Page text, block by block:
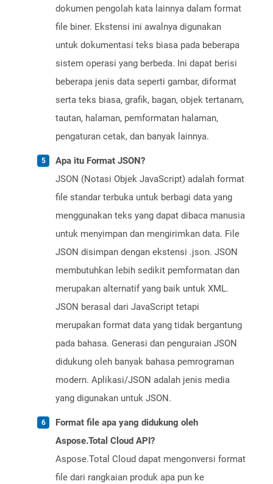
dokumen pengolah kata lainnya dalam format
file biner. Ekstensi ini awalnya digunakan
untuk dokumentasi teks biasa pada beberapa
sistem operasi yang berbeda. Ini dapat berisi
beberapa jenis data seperti gambar, diformat
serta teks biasa, grafik, bagan, objek tertanam,
tautan, halaman, pemformatan halaman,
pengaturan cetak, dan banyak lainnya.
Apa itu Format JSON?
JSON (Notasi Objek JavaScript) adalah format
file standar terbuka untuk berbagi data yang
menggunakan teks yang dapat dibaca manusia
untuk menyimpan dan mengirimkan data. File
JSON disimpan dengan ekstensi .json. JSON
membutuhkan lebih sedikit pemformatan dan
merupakan alternatif yang baik untuk XML.
JSON berasal dari JavaScript tetapi
merupakan format data yang tidak bergantung
pada bahasa. Generasi dan penguraian JSON
didukung oleh banyak bahasa pemrograman
modern. Aplikasi/JSON adalah jenis media
yang digunakan untuk JSON.
Format file apa yang didukung oleh
Aspose.Total Cloud API?
Aspose.Total Cloud dapat mengonversi format
file dari rangkaian produk apa pun ke